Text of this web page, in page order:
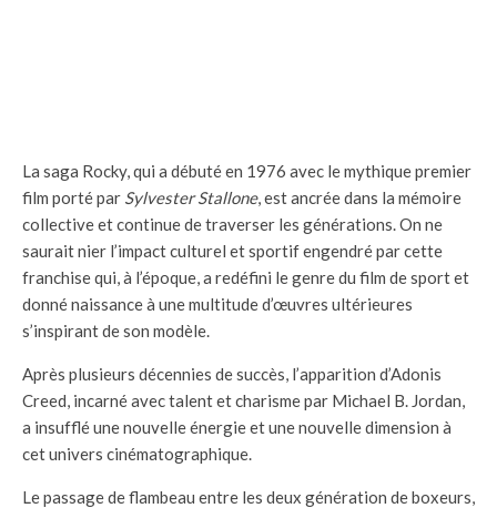
La saga Rocky, qui a débuté en 1976 avec le mythique premier
film porté par Sylvester Stallone, est ancrée dans la mémoire
collective et continue de traverser les générations. On ne
saurait nier l’impact culturel et sportif engendré par cette
franchise qui, à l’époque, a redéfini le genre du film de sport et
donné naissance à une multitude d’œuvres ultérieures
s’inspirant de son modèle.
Après plusieurs décennies de succès, l’apparition d’Adonis
Creed, incarné avec talent et charisme par Michael B. Jordan,
a insufflé une nouvelle énergie et une nouvelle dimension à
cet univers cinématographique.
Le passage de flambeau entre les deux génération de boxeurs,